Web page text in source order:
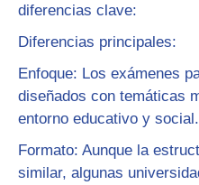
diferencias clave:
Diferencias principales:
Enfoque: Los exámenes
diseñados con temáticas
entorno educativo y social.
Formato: Aunque la
similar, algunas